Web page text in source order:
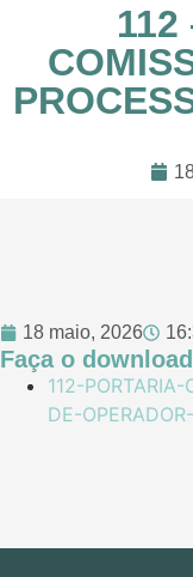
112
18 maio, 2026
Faça o
112-
DE-